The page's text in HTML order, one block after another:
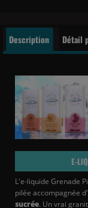
Description Détail
E-
L'e-liquide Grenade
pilée accompagnée
sucrée. Un vrai